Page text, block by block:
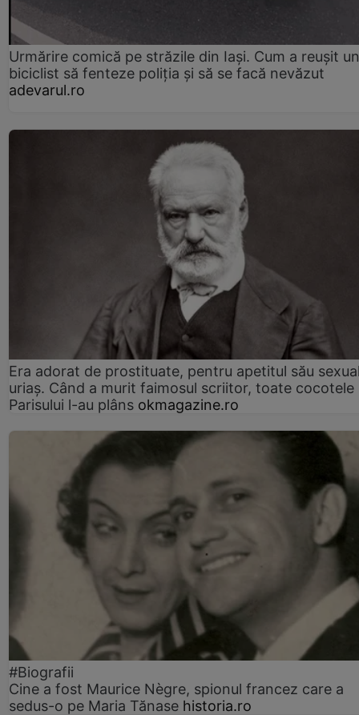
Urmărire comică pe străzile din Iași. Cum a reușit un
biciclist să fenteze poliția și să se facă nevăzut
adevarul.ro
Era adorat de prostituate, pentru apetitul său
uriaș. Când a murit faimosul scriitor, toate cocotele
Parisului l-au plâns okmagazine.ro
#Biografii
Cine a fost Maurice Nègre, spionul francez care a
sedus-o pe Maria Tănase historia.ro